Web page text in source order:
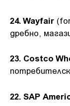
24. Wayfair
дребно,
23. Costco
22. SAP